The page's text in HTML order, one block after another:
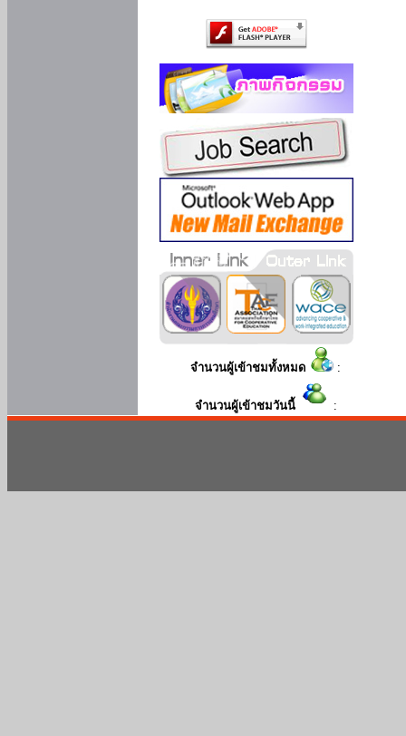
จำนวนผู้เข้าชมทั้งหมด :
จำนวนผู้เข้าชมวันนี้ :